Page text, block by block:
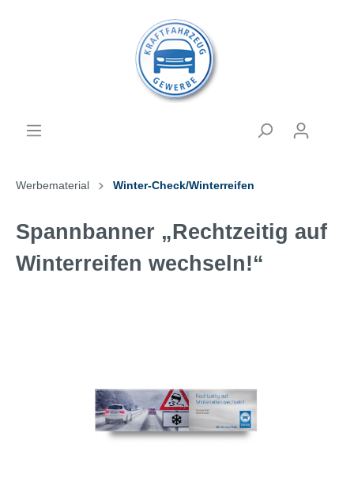
Werbematerial Winter-Check/Winterreifen
Spannbanner „Rechtzeitig auf
Winterreifen wechseln!“